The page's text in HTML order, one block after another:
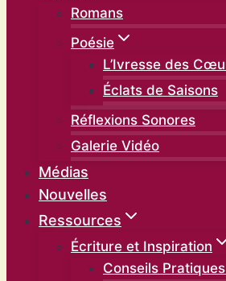
Romans
Poésie
L’Ivresse des
Éclats de Saisons
Réflexions Sonores
Galerie Vidéo
Médias
Nouvelles
Ressources
Écriture et Inspiration
Conseils